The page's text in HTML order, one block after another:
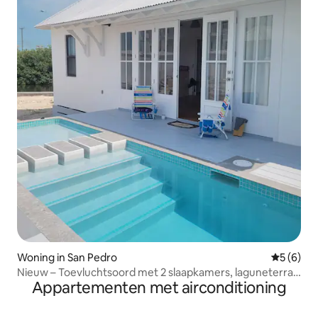
Woning in San Pedro
5 (6)
Nieuw – Toevluchtsoord met 2 slaapkamers, laguneterras,
zwembad en dakterras
Appartementen met airconditioning